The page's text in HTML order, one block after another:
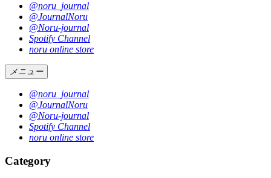
@noru_journal
@JournalNoru
@Noru-journal
Spotify Channel
noru online store
メニュー
@noru_journal
@JournalNoru
@Noru-journal
Spotify Channel
noru online store
Category